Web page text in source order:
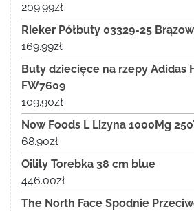
209.99zł
Rieker Półbuty 03329-25
169.99zł
Buty dziecięce na rzepy Adidas
FW7609
109.90zł
Now Foods L Lizyna 1000Mg
68.90zł
Oilily Torebka 38 cm blue
446.00zł
The North Face Spodnie